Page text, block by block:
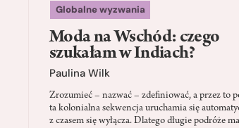
Globalne wyzwania
Moda na Wschód: czego
szukałam w Indiach?
Paulina Wilk
Zrozumieć – nazwać – zdefiniować, a przez to
ta kolonialna sekwencja uruchamia się
z czasem się wyłącza. Dlatego długie podróże